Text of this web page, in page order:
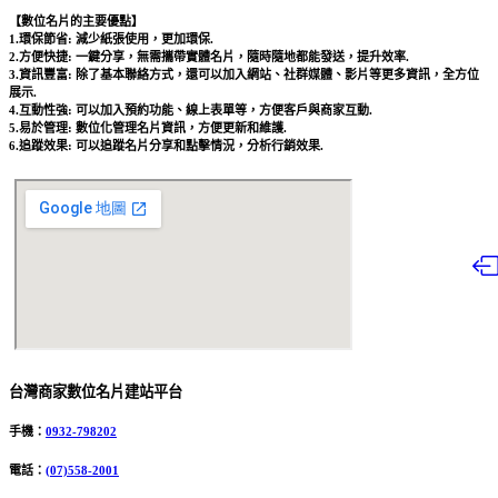
【數位名片的主要優點】
1.環保節省: 減少紙張使用，更加環保.
2.方便快捷: 一鍵分享，無需攜帶實體名片，隨時隨地都能發送，提升效率.
3.資訊豐富: 除了基本聯絡方式，還可以加入網站、社群媒體、影片等更多資訊，全方位
展示.
4.互動性強: 可以加入預約功能、線上表單等，方便客戶與商家互動.
5.易於管理: 數位化管理名片資訊，方便更新和維護.
6.追蹤效果: 可以追蹤名片分享和點擊情況，分析行銷效果.
台灣商家數位名片建站平台
手機： 0932-798202
電話： (07)558-2001